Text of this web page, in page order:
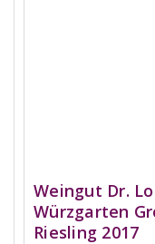
Weingut Dr.
Würzgarten
Riesling 2017